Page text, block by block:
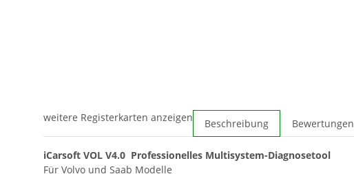
weitere Registerkarten anzeigen Beschreibung Bewertungen
iCarsoft VOL V4.0 Professionelles Multisystem-Diagnosetool
Für Volvo und Saab Modelle